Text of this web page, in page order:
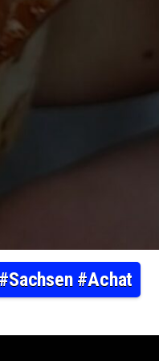
#Achat
AUS SACHSEN AUFGESÄGT